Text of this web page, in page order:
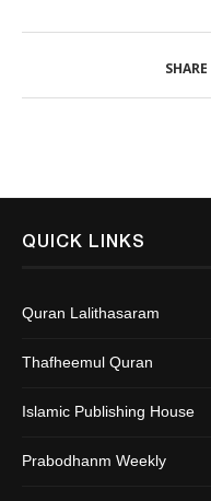
SHARE
QUICK LINKS
Quran Lalithasaram
Thafheemul Quran
Islamic Publishing House
Prabodhanm Weekly